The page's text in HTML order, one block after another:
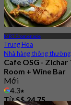
MRT Promenade
Trung Hoa
Nhà hàng thông thường
Cafe OSG - Zichar
Room + Wine Bar
Mới
4.3
TừS$ 24.75